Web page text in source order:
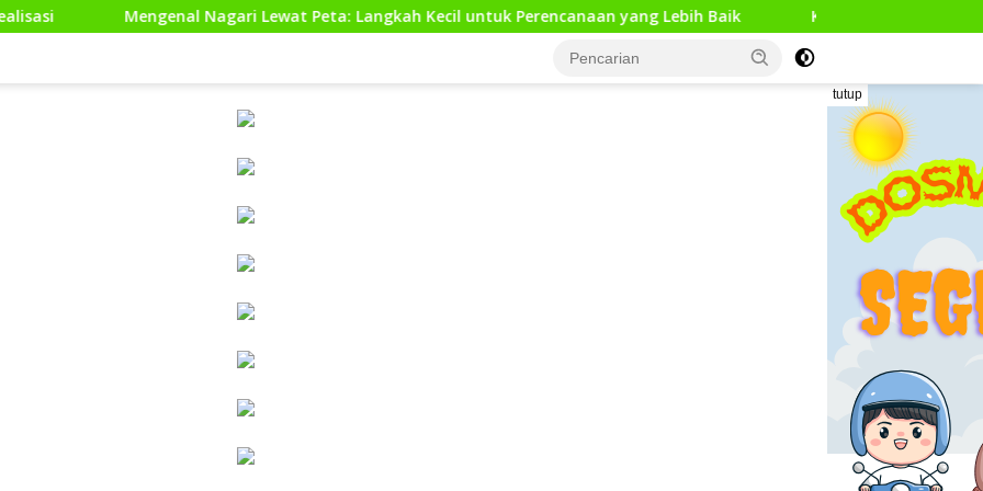
Nagari Lewat Peta: Langkah Kecil untuk Perencanaan yang Lebih Baik Kunjungan Kerja Pengawas
tutup